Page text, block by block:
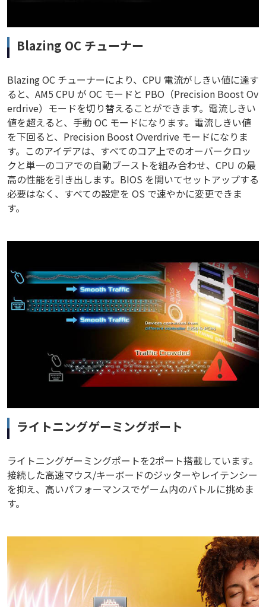
Blazing OC チューナー
Blazing OC チューナーにより、CPU 電流がしきい値に達す
ると、AM5 CPU が OC モードと PBO（Precision Boost Ov
erdrive）モードを切り替えることができます。電流しきい
値を超えると、手動 OC モードになります。電流しきい値
を下回ると、Precision Boost Overdrive モードになりま
す。このアイデアは、すべてのコア上でのオーバークロッ
クと単一のコアでの自動ブーストを組み合わせ、CPU の最
高の性能を引き出します。BIOS を開いてセットアップする
必要はなく、すべての設定を OS で速やかに変更できま
す。
ライトニングゲーミングポート
ライトニングゲーミングポートを2ポート搭載しています。
接続した高速マウス/キーボードのジッターやレイテンシー
を抑え、高いパフォーマンスでゲーム内のバトルに挑めま
す。